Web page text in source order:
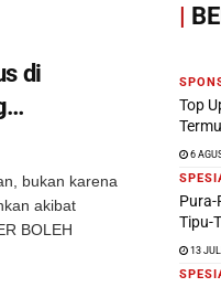
di
bukan karena
akibat
BOLEH
|
Top
6
Pura-
Tipu-
13